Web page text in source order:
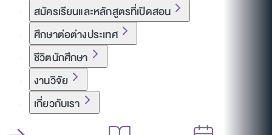
สมัครเรียนและหลักสูตรที่เปิดสอน
ศึกษาต่อต่างประเทศ
ชีวิตนักศึกษา
งานวิจัย
เกี่ยวกับเรา